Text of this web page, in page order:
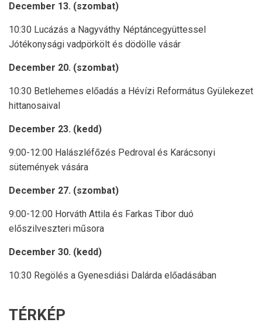
December 13. (szombat)
10:30 Lucázás a Nagyváthy Néptáncegyüttessel
Jótékonysági vadpörkölt és dödölle vásár
December 20. (szombat)
10:30 Betlehemes előadás a Hévízi Református Gyülekezet
hittanosaival
December 23. (kedd)
9:00-12:00 Halászléfőzés Pedroval és Karácsonyi
sütemények vására
December 27. (szombat)
9:00-12:00 Horváth Attila és Farkas Tibor duó
előszilveszteri műsora
December 30. (kedd)
10:30 Regölés a Gyenesdiási Dalárda előadásában
TÉRKÉP